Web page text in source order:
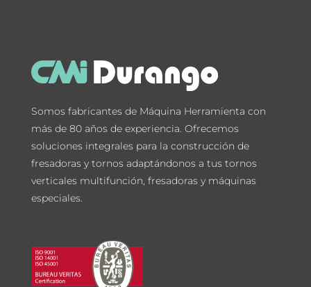
Somos fabricantes de Máquina Herramienta con
más de 80 años de experiencia. Ofrecemos
soluciones integrales para la construcción de
fresadoras y tornos adaptándonos a tus tornos
verticales multifunción, fresadoras y máquinas
especiales.